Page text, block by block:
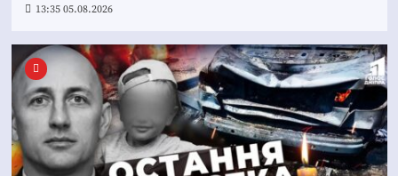
13:35 05.08.2026